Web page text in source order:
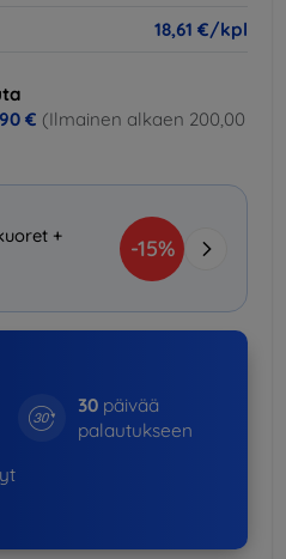
18,61 €/kpl
€ (Ilmainen alkaen 200,00
+
-15%
30 päivää
palautukseen